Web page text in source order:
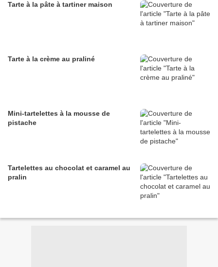
Tarte à la pâte à tartiner maison
Tarte à la crème au praliné
Mini-tartelettes à la mousse de
pistache
Tartelettes au chocolat et caramel au
pralin